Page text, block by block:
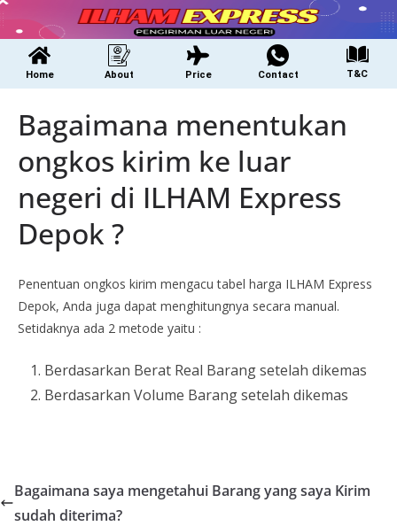
T&C
Contact
Price
About
Home
Bagaimana menentukan
ongkos kirim ke luar
negeri di ILHAM Express
Depok ?
Penentuan ongkos kirim mengacu tabel harga ILHAM Express
Depok, Anda juga dapat menghitungnya secara manual.
Setidaknya ada 2 metode yaitu :
Berdasarkan Berat Real Barang setelah dikemas
Berdasarkan Volume Barang setelah dikemas
Bagaimana saya mengetahui Barang yang saya Kirim
sudah diterima?